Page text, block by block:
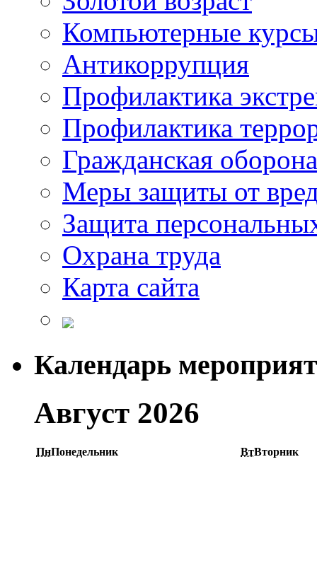
Компьютерные
Антикоррупция
Профилактика
Профилактика
Гражданская оборона
Меры защиты от
Защита
Охрана труда
Карта сайта
Календарь
Август 2026
ПнПонедельник ВтВторник